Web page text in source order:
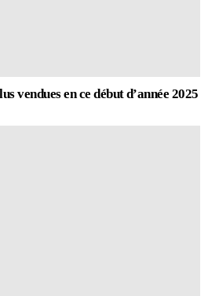
vendues en ce début d’année 2025